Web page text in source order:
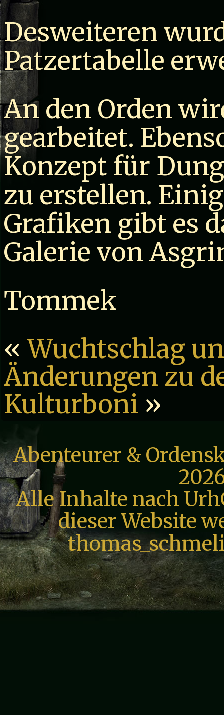
Desweiteren
Patzertabelle
An den Orden
gearbeitet.
Konzept für
zu erstellen.
Grafiken gibt es
Galerie von
Tommek
«Wuchtschlag
Änderungen zu
Kulturboni »
Abenteurer &
Alle Inhalte nach
dieser Website